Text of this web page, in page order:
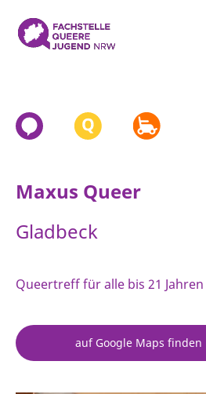
Maxus Queer
Gladbeck
Queertreff für alle bis 21 Jahren
auf Google Maps finden